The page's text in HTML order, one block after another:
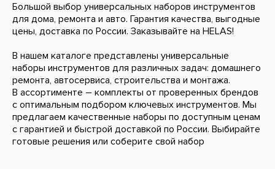
Большой выбор универсальных наборов инструментов
для дома, ремонта и авто. Гарантия качества, выгодные
цены, доставка по России. Заказывайте на HELAS!
В нашем каталоге представлены универсальные
наборы инструментов для различных задач: домашнего
ремонта, автосервиса, строительства и монтажа.
В ассортименте – комплекты от проверенных брендов
с оптимальным подбором ключевых инструментов. Мы
предлагаем качественные наборы по доступным ценам
с гарантией и быстрой доставкой по России. Выбирайте
готовые решения или соберите свой набор